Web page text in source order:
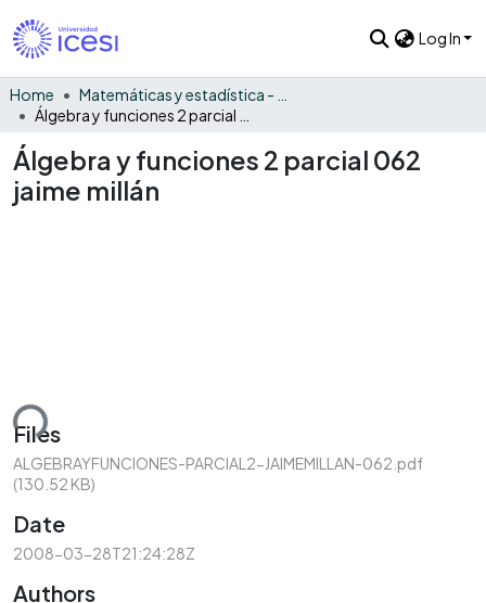
Log In
Home
Álgebra y funciones 2 parcial 062
jaime millán
Files
ALGEBRAYFUNCIONES-PARCIAL2-JAIMEMILLAN-062.pdf
(130.52 KB)
Date
2008-03-28T21:24:28Z
Authors